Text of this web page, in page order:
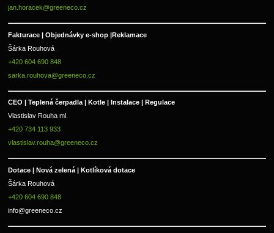
jan.horacek@greeneco.cz
Fakturace | Objednávky e-shop |Reklamace
Šárka Rouhová
+420 604 690 848
sarka.rouhova@greeneco.cz
CEO | Teplená čerpadla | Kotle | Instalace | Regulace
Vlastislav Rouha ml.
+420 734 113 933
vlastislav.rouha@greeneco.cz
Dotace | Nová zelená | Kotlíková dotace
Šárka Rouhová
+420 604 690 848
info@greeneco.cz